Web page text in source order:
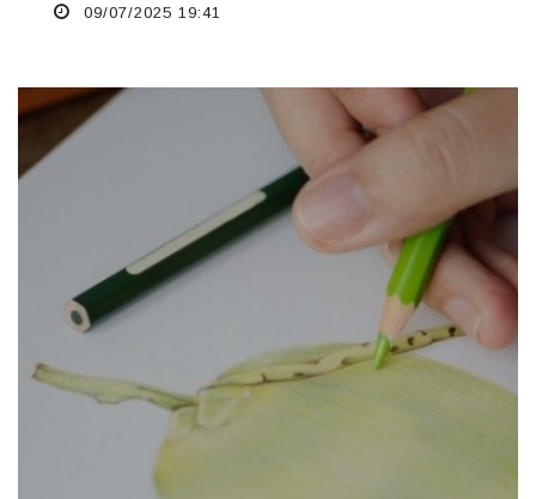
09/07/2025 19:41